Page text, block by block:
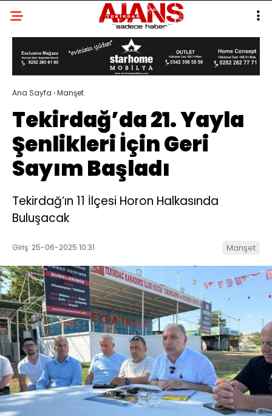
Ana Sayfa ›Manşet
Tekirdağ’da 21. Yayla
Şenlikleri İçin Geri
Sayım Başladı
Tekirdağ’ın 11 İlçesi Horon Halkasında
Buluşacak
Giriş: 25-06-2025 10:31 Manşet